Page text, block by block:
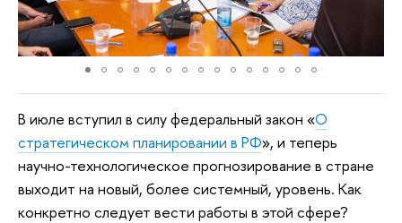
В июле вступил в силу федеральный закон «О
стратегическом планировании в РФ», и теперь
научно-технологическое прогнозирование в стране
выходит на новый, более системный, уровень. Как
конкретно следует вести работы в этой сфере?